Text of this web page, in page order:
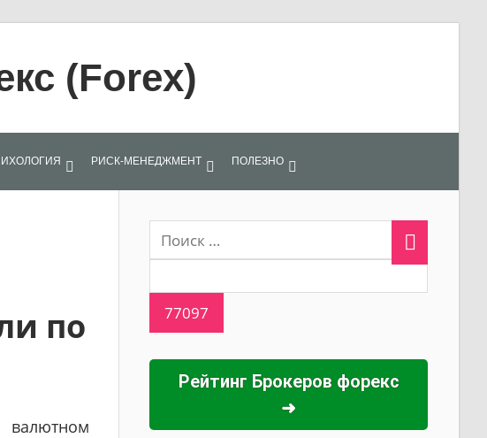
(Forex)
РИСК-МЕНЕДЖМЕНТ ПОЛЕЗНО
по
валютном
Рейтинг Брокеров форекс
➜